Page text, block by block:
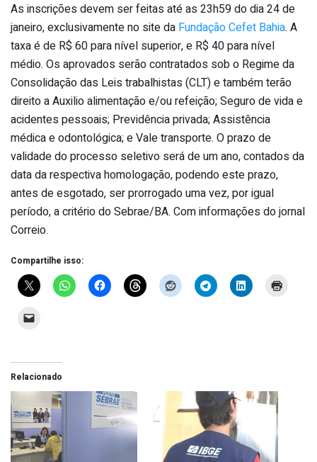
As inscrições devem ser feitas até as 23h59 do dia 24 de
janeiro, exclusivamente no site da Fundação Cefet Bahia. A
taxa é de R$ 60 para nível superior, e R$ 40 para nível
médio. Os aprovados serão contratados sob o Regime da
Consolidação das Leis trabalhistas (CLT) e também terão
direito a Auxilio alimentação e/ou refeição; Seguro de vida e
acidentes pessoais; Previdência privada; Assistência
médica e odontológica; e Vale transporte. O prazo de
validade do processo seletivo será de um ano, contados da
data da respectiva homologação, podendo este prazo,
antes de esgotado, ser prorrogado uma vez, por igual
período, a critério do Sebrae/BA. Com informações do jornal
Correio.
Compartilhe isso:
Relacionado